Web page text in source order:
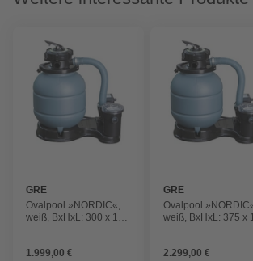
GRE
Ovalpool »NORDIC«,
weiß, BxHxL: 300 x 120
1.999,00 €
GRE
Ovalpool
weiß, BxHxL: 375 x
2.299,00 €